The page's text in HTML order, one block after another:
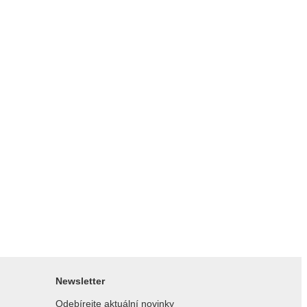
Newsletter
Odebírejte aktuální novinky